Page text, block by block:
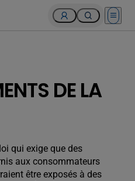
Open
DE LA
qui exige que des
aux consommateurs
être exposés à des